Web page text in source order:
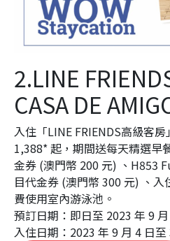
2.LINE
CASA DE
入住「LINE FRIENDS高級客
1,388* 起，期間送每天精選早
金券 (澳門幣 200 元) 、H853
目代金券 (澳門幣 300 元) 、
費使用室內游泳池。
預訂日期：即日至 2023 年 9
入住日期：2023 年 9 月 4 日至